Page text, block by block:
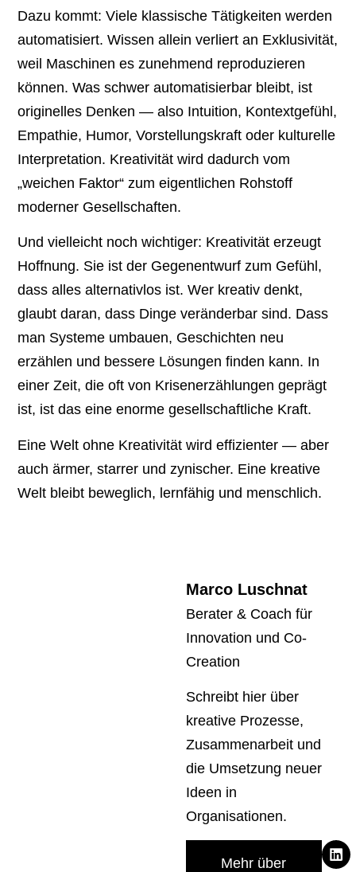
Dazu kommt: Viele klassische Tätigkeiten werden
automatisiert. Wissen allein verliert an Exklusivität,
weil Maschinen es zunehmend reproduzieren
können. Was schwer automatisierbar bleibt, ist
originelles Denken — also Intuition, Kontextgefühl,
Empathie, Humor, Vorstellungskraft oder kulturelle
Interpretation. Kreativität wird dadurch vom
„weichen Faktor“ zum eigentlichen Rohstoff
moderner Gesellschaften.
Und vielleicht noch wichtiger: Kreativität erzeugt
Hoffnung. Sie ist der Gegenentwurf zum Gefühl,
dass alles alternativlos ist. Wer kreativ denkt,
glaubt daran, dass Dinge veränderbar sind. Dass
man Systeme umbauen, Geschichten neu
erzählen und bessere Lösungen finden kann. In
einer Zeit, die oft von Krisenerzählungen geprägt
ist, ist das eine enorme gesellschaftliche Kraft.
Eine Welt ohne Kreativität wird effizienter — aber
auch ärmer, starrer und zynischer. Eine kreative
Welt bleibt beweglich, lernfähig und menschlich.
Marco Luschnat
Berater & Coach für
Innovation und Co-
Creation
Schreibt hier über
kreative Prozesse,
Zusammenarbeit und
die Umsetzung neuer
Ideen in
Organisationen.
Mehr über